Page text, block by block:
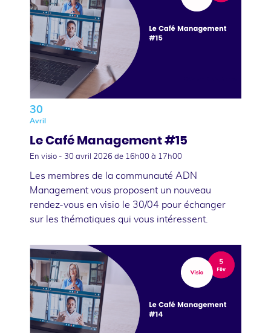
30
Avril
Le Café Management #15
En visio - 30 avril 2026 de 16h00 à 17h00
Les membres de la communauté ADN
Management vous proposent un nouveau
rendez-vous en visio le 30/04 pour échanger
sur les thématiques qui vous intéressent.